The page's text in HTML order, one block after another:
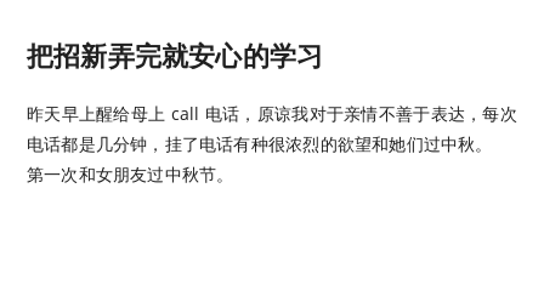
把招新弄完就安心的学习
昨天早上醒给母上 call 电话，原谅我对于亲情不善于表达，每次
电话都是几分钟，挂了电话有种很浓烈的欲望和她们过中秋。
第一次和女朋友过中秋节。